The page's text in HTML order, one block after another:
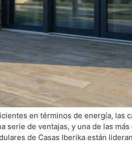
en términos de energía, las
de ventajas, y una de las
de Casas Iberika están